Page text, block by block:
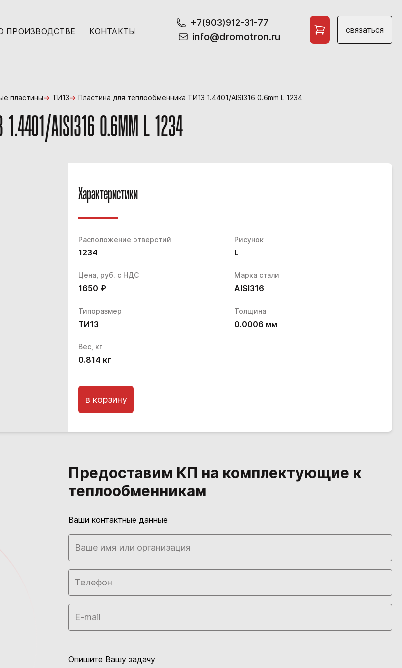
ПРОИЗВОДСТВЕ КОНТАКТЫ
+7(903)912-31-77
info@dromotron.ru
связаться
пластины ТИ13 Пластина для теплообменника ТИ13 1.4401/AISI316 0.6mm L 1234
AISI316 0.6MM L 1234
Характеристики
Расположение отверстий
1234
Рисунок
L
Цена, руб. с НДС
1650 ₽
Марка стали
AISI316
Типоразмер
ТИ13
Толщина
0.0006 мм
Вес, кг
0.814 кг
в корзину
Предоставим КП на комплектующие к
теплообменникам
Ваши контактные данные
Опишите Вашу задачу